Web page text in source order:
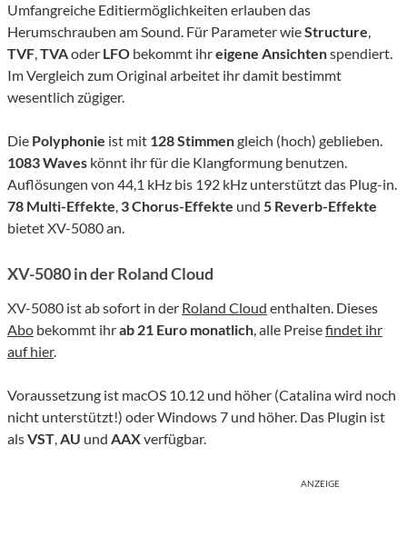
Umfangreiche Editiermöglichkeiten erlauben das
Herumschrauben am Sound. Für Parameter wieStructure,
TVF,TVAoder LFO bekommt ihreigene Ansichtenspendiert.
Im Vergleich zum Original arbeitet ihr damit bestimmt
wesentlich zügiger.
Die Polyphonie ist mit 128 Stimmengleich (hoch) geblieben.
1083 Waves könnt ihr für die Klangformung benutzen.
Auflösungen von 44,1 kHz bis 192 kHz unterstützt das Plug-in.
78 Multi-Effekte, 3 Chorus-Effekte und 5 Reverb-Effekte
bietet XV-5080 an.
XV-5080 in der Roland Cloud
XV-5080 ist ab sofort in der Roland Cloud enthalten. Dieses
Abo bekommt ihrab 21 Euro monatlich, alle Preisefindet ihr
auf hier.
Voraussetzung ist macOS 10.12 und höher (Catalina wird noch
nicht unterstützt!) oder Windows 7 und höher. Das Plugin ist
alsVST,AU und AAXverfügbar.
ANZEIGE